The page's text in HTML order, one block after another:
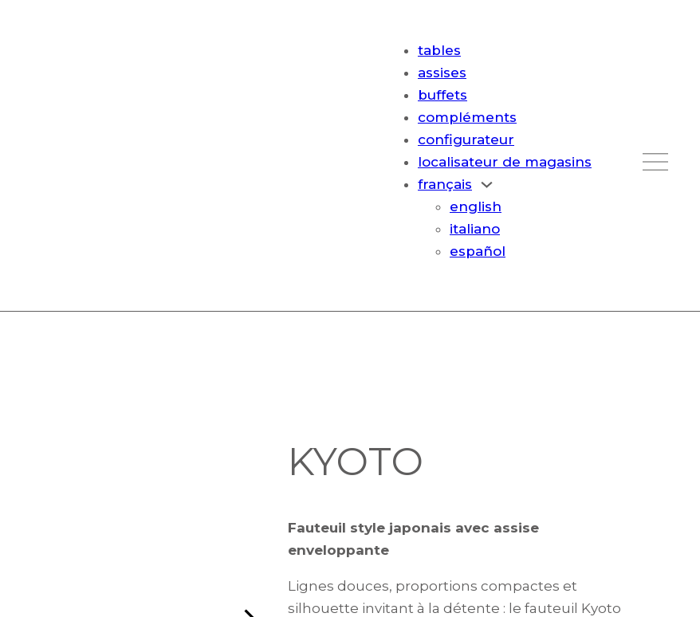
tables
assises
buffets
compléments
configurateur
localisateur de magasins
français
english
italiano
español
KYOTO
Fauteuil style japonais avec assise
enveloppante
Lignes douces, proportions compactes et
silhouette invitant à la détente : le fauteuil Kyoto